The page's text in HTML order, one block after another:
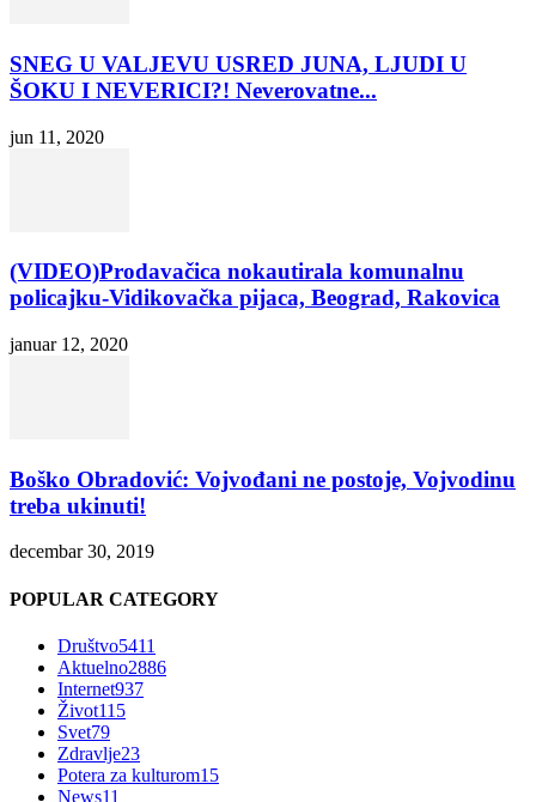
SNEG U VALJEVU USRED JUNA, LJUDI U
ŠOKU I NEVERICI?! Neverovatne...
jun 11, 2020
(VIDEO)Prodavačica nokautirala komunalnu
policajku-Vidikovačka pijaca, Beograd, Rakovica
januar 12, 2020
Boško Obradović: Vojvođani ne postoje, Vojvodinu
treba ukinuti!
decembar 30, 2019
POPULAR CATEGORY
Društvo5411
Aktuelno2886
Internet937
Život115
Svet79
Zdravlje23
Potera za kulturom15
News11